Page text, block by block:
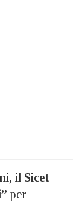
il Sicet
per